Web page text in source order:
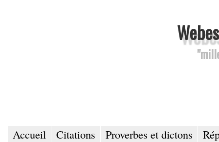
Accueil Citations Proverbes et dictons